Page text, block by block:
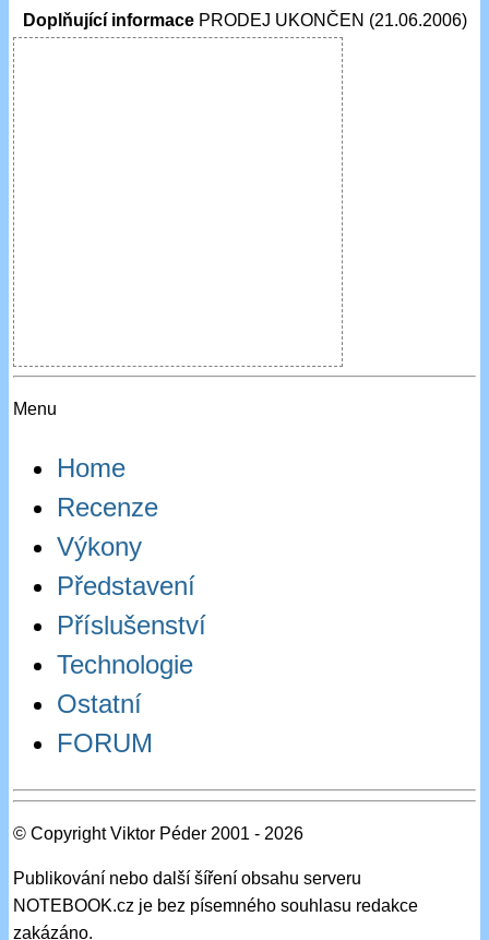
Doplňující informace PRODEJ UKONČEN (21.06.2006)
Menu
Home
Recenze
Výkony
Představení
Příslušenství
Technologie
Ostatní
FORUM
© Copyright Viktor Péder 2001 - 2026
Publikování nebo další šíření obsahu serveru
NOTEBOOK.cz je bez písemného souhlasu redakce
zakázáno.